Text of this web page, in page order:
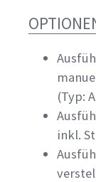
(Typ:
inkl.